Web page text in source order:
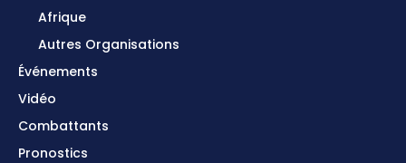
Afrique
Autres Organisations
Événements
Vidéo
Combattants
Pronostics